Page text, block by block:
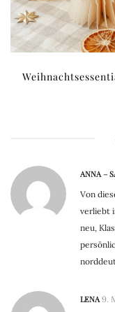
ANNA –
Von
verliebt
neu,
LENA 9.